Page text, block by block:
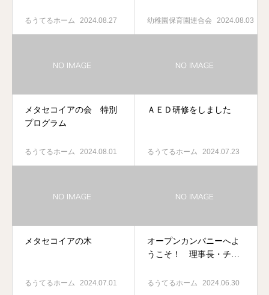
るうてるホーム 2024.08.27 幼稚園保育園連合会 2024.08.03
メタセコイアの会 特別
プログラム
るうてるホーム 2024.08.01
ＡＥＤ研修をしました
るうてるホーム 2024.07.23
メタセコイアの木
るうてるホーム 2024.07.01
オープンカンパニーへよ
うこそ！ 理事長・チャ
るうてるホーム 2024.06.30